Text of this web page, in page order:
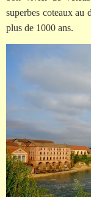
superbes coteaux au
plus de 1000 ans.